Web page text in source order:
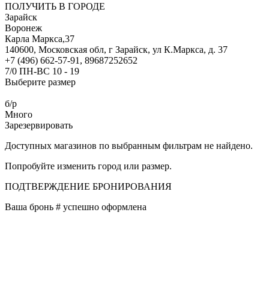
ПОЛУЧИТЬ В ГОРОДЕ
Зарайск
Воронеж
Карла Маркса,37
140600, Московская обл, г Зарайск, ул К.Маркса, д. 37
+7 (496) 662-57-91, 89687252652
7/0 ПН-ВС 10 - 19
Выберите размер
б/р
Много
Зарезервировать
Доступных магазинов по выбранным фильтрам не найдено.
Попробуйте изменить город или размер.
ПОДТВЕРЖДЕНИЕ БРОНИРОВАНИЯ
Ваша бронь # успешно оформлена